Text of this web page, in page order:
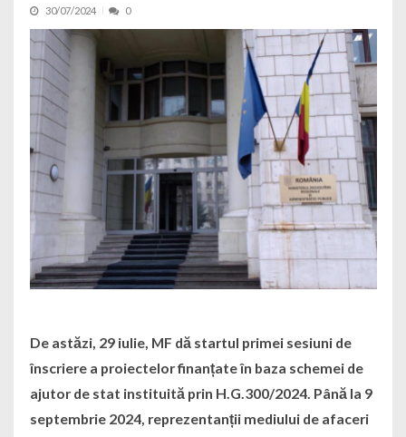
30/07/2024 0
De astăzi, 29 iulie, MF dă startul primei sesiuni de
înscriere a proiectelor finanțate în baza schemei de
ajutor de stat instituită prin H.G.300/2024. Până la 9
septembrie 2024, reprezentanții mediului de afaceri